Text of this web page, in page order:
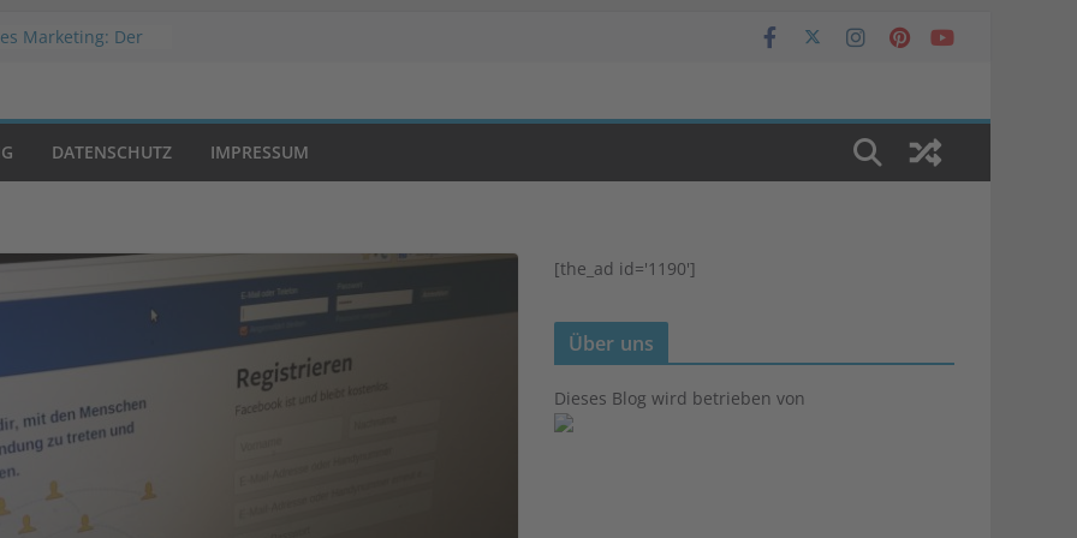
Marketing: Der
Werbestrategien
DATENSCHUTZ IMPRESSUM
[the_ad id='1190']
Über uns
Dieses Blog wird betrieben von